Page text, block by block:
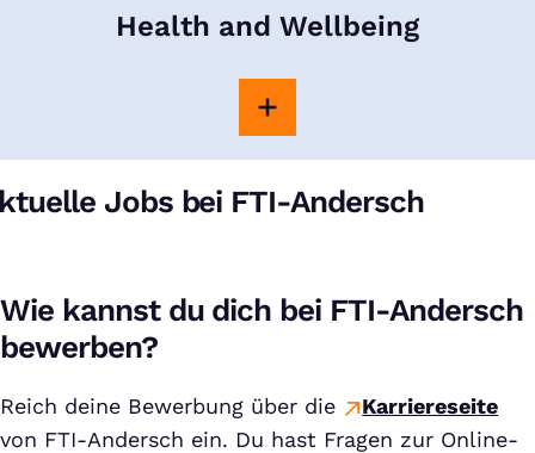
Health and Wellbeing
Jobs bei FTI-Andersch
Wie kannst du dich bei FTI-Andersch
bewerben?
Reich deine Bewerbung über die
Karriereseite
von FTI-Andersch ein. Du hast Fragen zur Online-